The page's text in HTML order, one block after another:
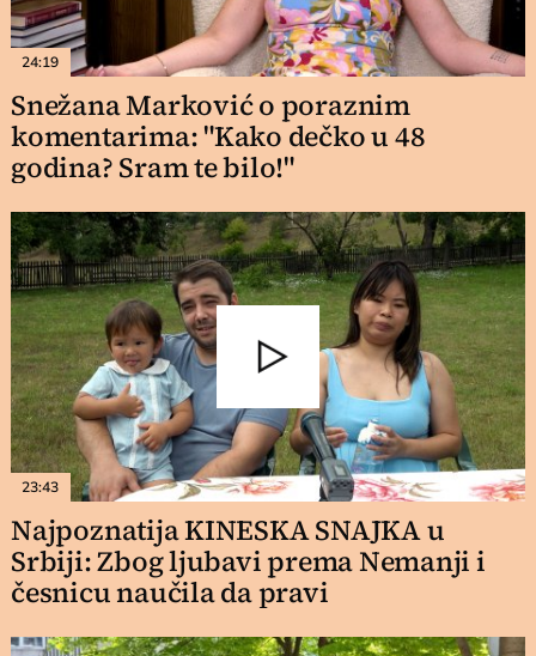
24:19
Snežana Marković o poraznim
komentarima: "Kako dečko u 48
godina? Sram te bilo!"
23:43
Najpoznatija KINESKA SNAJKA u
Srbiji: Zbog ljubavi prema Nemanji i
česnicu naučila da pravi